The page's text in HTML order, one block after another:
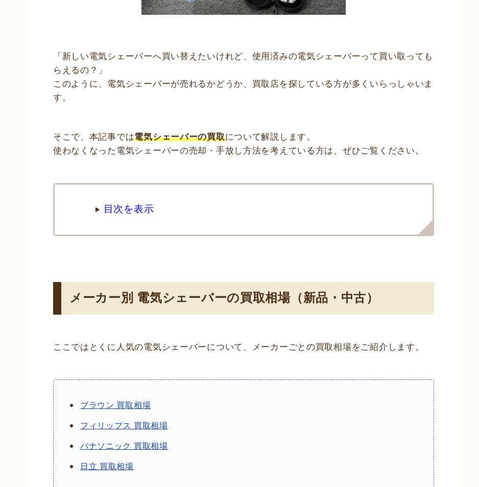
「新しい電気シェーバーへ買い替えたいけれど、使用済みの電気シェーバーって買い取っても
らえるの？」
このように、電気シェーバーが売れるかどうか、買取店を探している方が多くいらっしゃいま
す。
そこで、本記事では電気シェーバーの買取について解説します。
使わなくなった電気シェーバーの売却・手放し方法を考えている方は、ぜひご覧ください。
目次を表示
メーカー別 電気シェーバーの買取相場（新品・中古）
ここではとくに人気の電気シェーバーについて、メーカーごとの買取相場をご紹介します。
ブラウン 買取相場
フィリップス 買取相場
パナソニック 買取相場
日立 買取相場